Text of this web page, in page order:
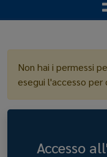
Non hai i permessi
esegui l'accesso per
Accesso